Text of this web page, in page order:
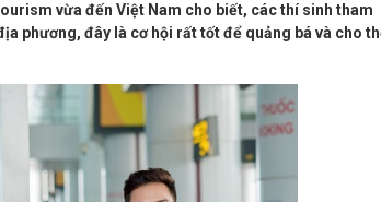
vừa đến Việt Nam cho biết, các thí sinh tham
phương, đây là cơ hội rất tốt để quảng bá và cho